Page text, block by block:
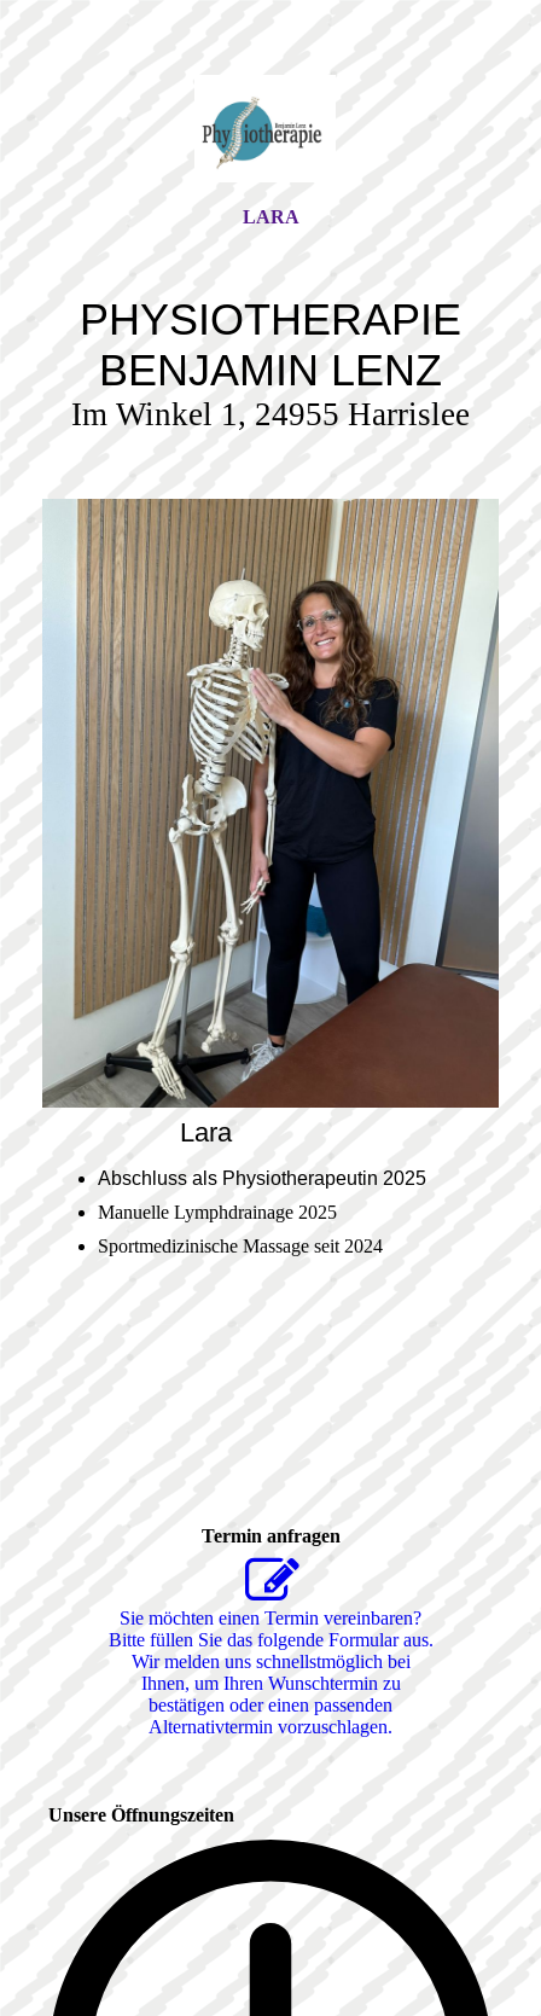
LARA
PHYSIOTHERAPIE
BENJAMIN LENZ
Im Winkel 1, 24955 Harrislee
Lara
Abschluss als Physiotherapeutin 2025
Manuelle Lymphdrainage 2025
Sportmedizinische Massage seit 2024
Termin anfragen
Sie möchten einen Termin vereinbaren?
Bitte füllen Sie das folgende Formular aus.
Wir melden uns schnellstmöglich bei
Ihnen, um Ihren Wunschtermin zu
bestätigen oder einen passenden
Alternativtermin vorzuschlagen.
Unsere Öffnungszeiten